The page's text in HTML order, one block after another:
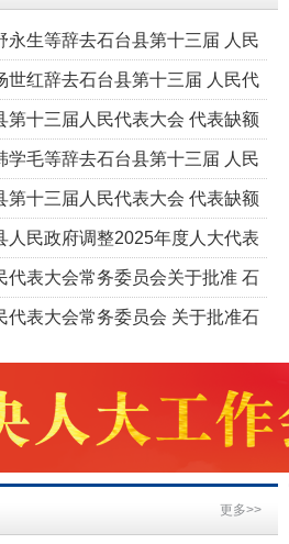
里外县城或集镇加油，费时费
部分农户私自使用塑料油桶
，存在极大安全隐患，“加油
永生等辞去石台县第十三届 人民
务委员会委员职务的决定
世红辞去石台县第十三届 人民代
委员会副主任职务的决定
第十三届人民代表大会 代表缺额
学毛等辞去石台县第十三届 人民
表职务的决定
第十三届人民代表大会 代表缺额
人民政府调整2025年度人大代表
事项目的决议
代表大会常务委员会关于批准 石
本级预算调整方案的决议
代表大会常务委员会 关于批准石
更多>>